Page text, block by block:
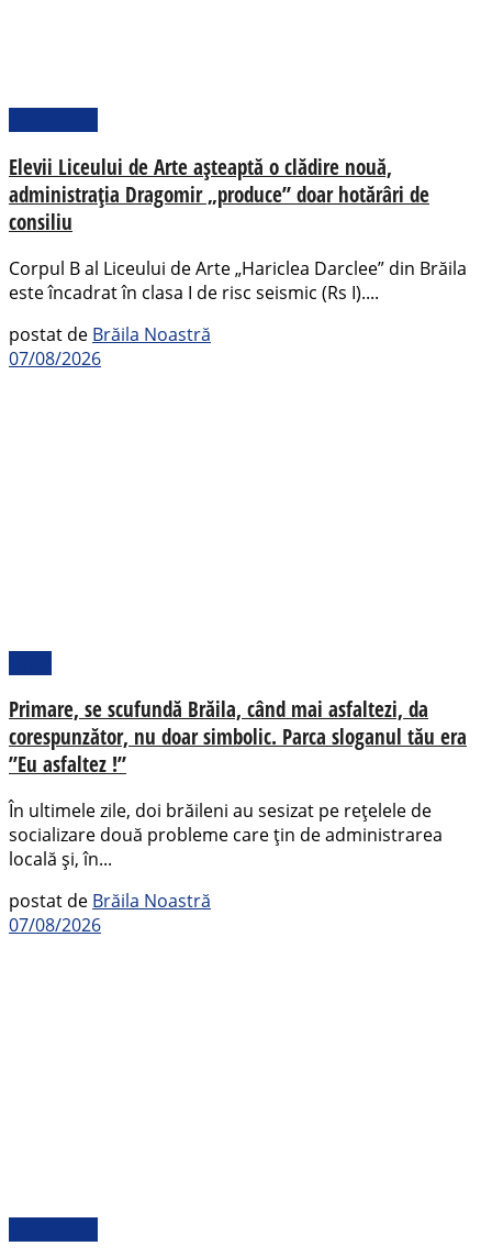
Elevii Liceului de Arte așteaptă o clădire nouă,
administrația Dragomir „produce” doar hotărâri de
consiliu
Corpul B al Liceului de Arte „Hariclea Darclee” din Brăila
este încadrat în clasa I de risc seismic (Rs I)....
postat de Brăila Noastră
07/08/2026
Primare, se scufundă Brăila, când mai asfaltezi, da
corespunzător, nu doar simbolic. Parca sloganul tău era
”Eu asfaltez !”
În ultimele zile, doi brăileni au sesizat pe rețelele de
socializare două probleme care țin de administrarea
locală și, în...
postat de Brăila Noastră
07/08/2026